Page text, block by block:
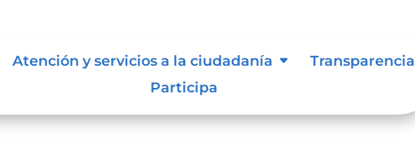
Atención y servicios a la ciudadanía
Transparencia
Participa